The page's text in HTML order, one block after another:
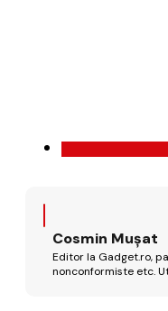
Cosmin Mușat
Editor la Gadget.ro,
nonconformiste etc.